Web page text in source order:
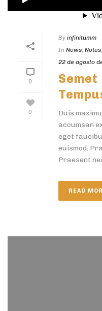
0
0
Byinfinitumm
In News, Notes,
22 de agosto
Duis
accumsan
eget
euismod.
Praesent
READ